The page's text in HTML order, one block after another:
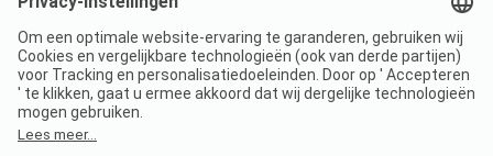
Imprint
Jouw privacy
Voorwaarden
Wet digitale diensten